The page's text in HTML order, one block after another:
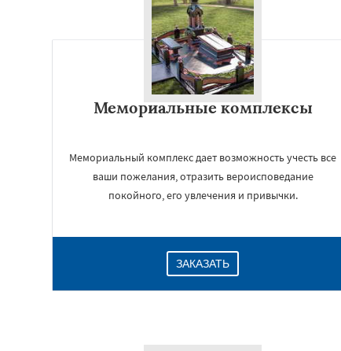
Мемориальные комплексы
Мемориальный комплекс дает возможность учесть все
ваши пожелания, отразить вероисповедание
покойного, его увлечения и привычки.
ЗАКАЗАТЬ